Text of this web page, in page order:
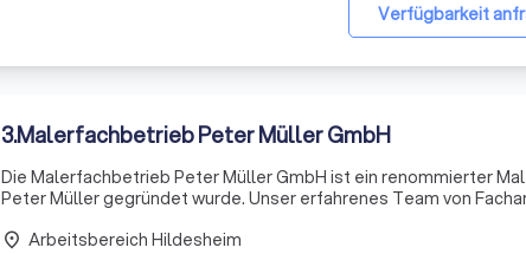
Verfügbarkeit
3.Malerfachbetrieb Peter Müller GmbH
Die Malerfachbetrieb Peter Müller GmbH ist ein renommierter
Peter Müller gegründet wurde. Unser erfahrenes Team von
leg
place Arbeitsbereich Hildesheim